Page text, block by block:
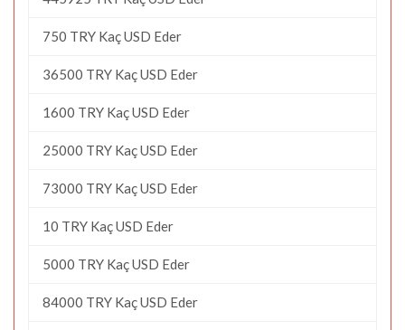
750 TRY Kaç USD Eder
36500 TRY Kaç USD Eder
1600 TRY Kaç USD Eder
25000 TRY Kaç USD Eder
73000 TRY Kaç USD Eder
10 TRY Kaç USD Eder
5000 TRY Kaç USD Eder
84000 TRY Kaç USD Eder